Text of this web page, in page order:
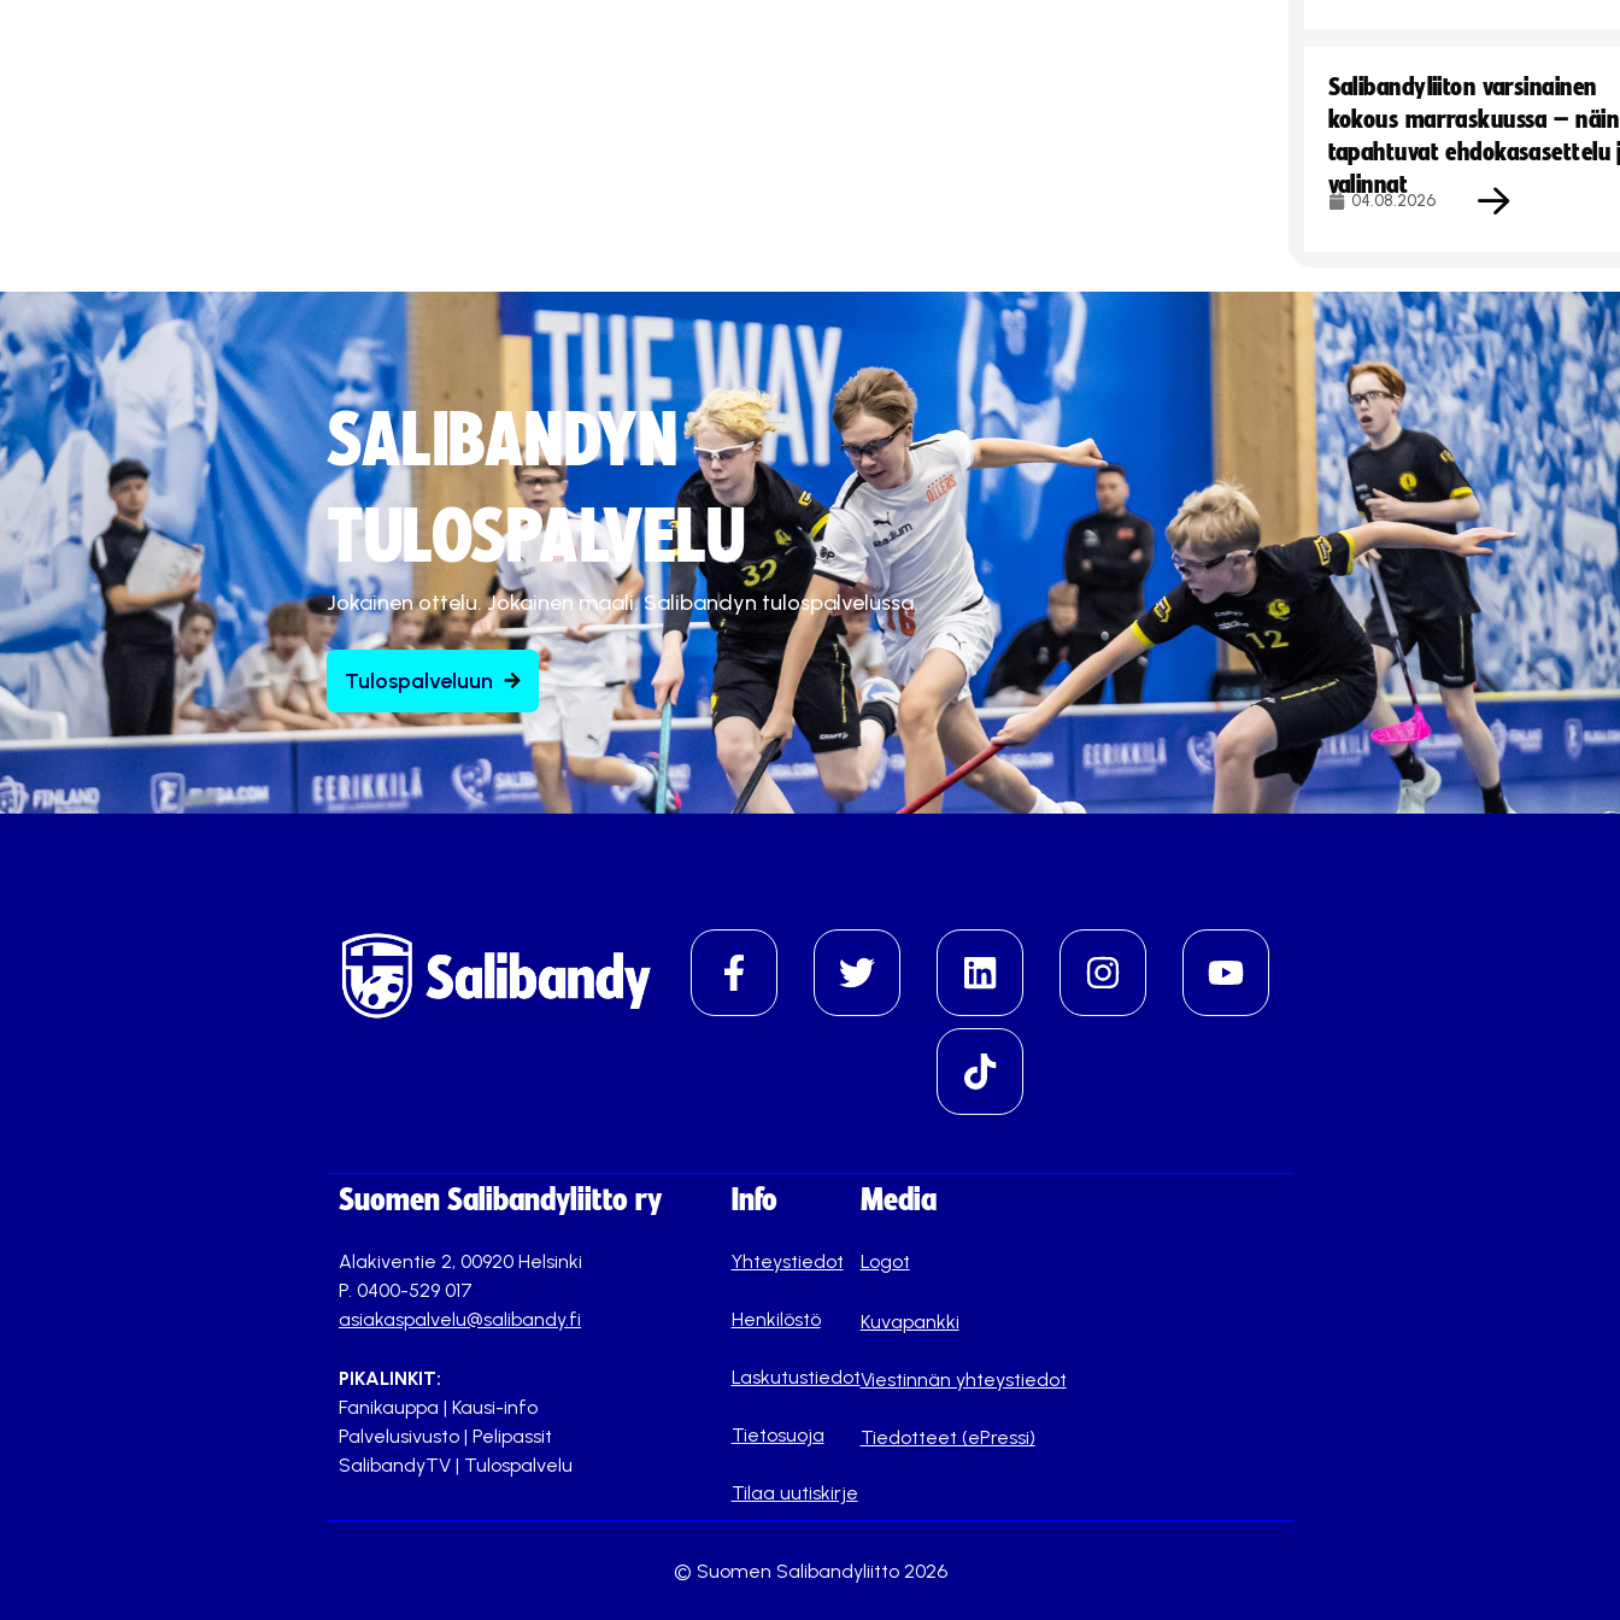
Salibandyliiton varsinainen
kokous marraskuussa – näin
tapahtuvat ehdokasasettelu
valinnat
04.08.2026
SALIBANDYN
TULOSPALVELU
Jokainen ottelu. Jokainen maali. Salibandyn tulospalvelussa.
Tulospalveluun
Suomen Salibandyliitto ry
Alakiventie 2, 00920 Helsinki
P. 0400-529 017
asiakaspalvelu@salibandy.fi
PIKALINKIT:
Fanikauppa | Kausi-info
Palvelusivusto | Pelipassit
SalibandyTV | Tulospalvelu
Info
Yhteystiedot
Henkilöstö
Laskutustiedot
Tietosuoja
Tilaa uutiskirje
Media
Logot
Kuvapankki
Viestinnän yhteystiedot
Tiedotteet (ePressi)
© Suomen Salibandyliitto 2026